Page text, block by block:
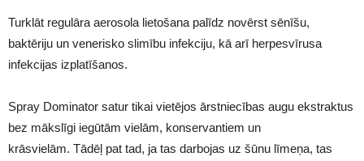
Turklāt regulāra aerosola lietošana palīdz novērst sēnīšu,
baktēriju un venerisko slimību infekciju, kā arī herpesvīrusa
infekcijas izplatīšanos.
Spray Dominator satur tikai vietējos ārstniecības augu ekstraktus
bez mākslīgi iegūtām vielām, konservantiem un
krāsvielām. Tādēļ pat tad, ja tas darbojas uz šūnu līmeņa, tas